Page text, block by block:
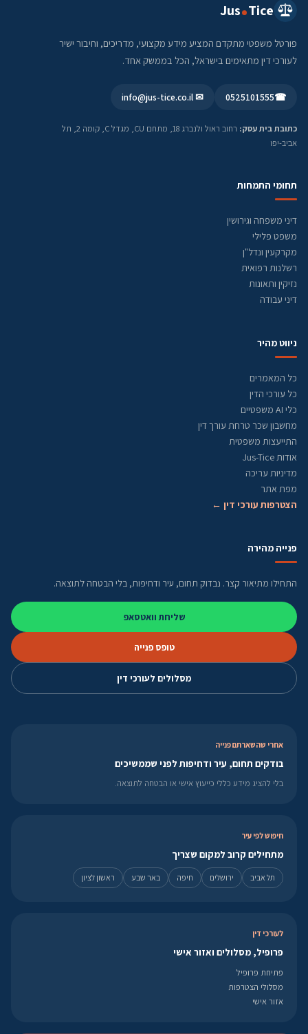
Jus Tice
פורטל משפטי מתקדם המציע מידע מקצועי, מדריכים, וחיבור ישיר
לעורכי דין מתאימים בישראל, הכל בממשק אחד.
☎
0525101555
✉ info@jus-tice.co.il
כתובת בית עסק:
רחוב ראול ולנברג 18, מתחם CU, מגדל C, קומה 2, תל
אביב-יפו
תחומי התמחות
דיני משפחה וגירושין
משפט פלילי
מקרקעין ונדל"ן
רשלנות רפואית
נזיקין ותאונות
דיני עבודה
ניווט מהיר
כל המאמרים
כל עורכי הדין
כלי AI משפטיים
מחשבון שכר טרחת עורך דין
התייעצות משפטית
אודות Jus-Tice
מדיניות עריכה
מפת אתר
הצטרפות עורכי דין ←
פנייה מהירה
התחילו מתיאור קצר. נבדוק תחום, עיר ודחיפות, בלי הבטחה לתוצאה.
שליחת וואטסאפ
טופס פנייה
מסלולים לעורכי דין
אחרי שהשארתם פנייה
בודקים תחום, עיר ודחיפות לפני שממשיכים
בלי להציג מידע כללי כייעוץ אישי או הבטחה לתוצאה.
חיפוש לפי עיר
מתחילים קרוב למקום שצריך
תל אביב ירושלים חיפה באר שבע ראשון לציון
לעורכי דין
פרופיל, מסלולים ואזור אישי
פתיחת פרופיל
מסלולי הצטרפות
אזור אישי